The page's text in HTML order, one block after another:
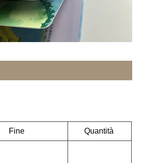
Fine Quantità